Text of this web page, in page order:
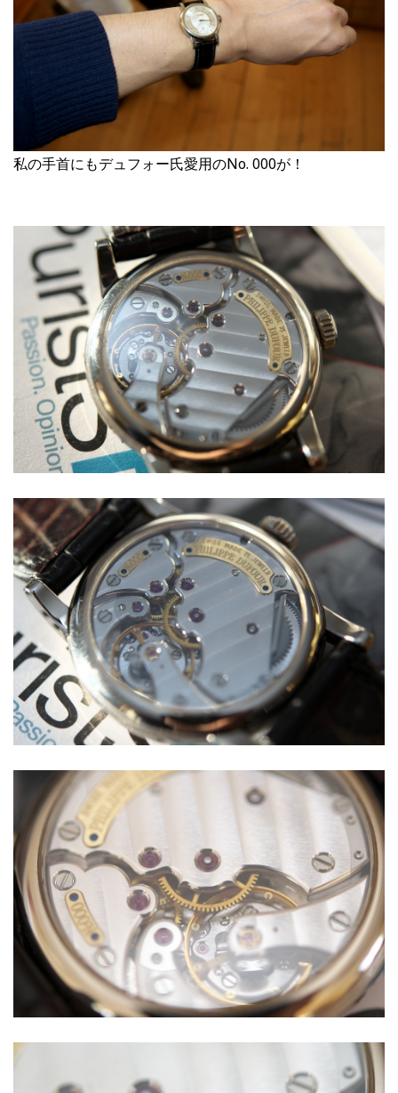
私の手首にもデュフォー氏愛用のNo. 000が！